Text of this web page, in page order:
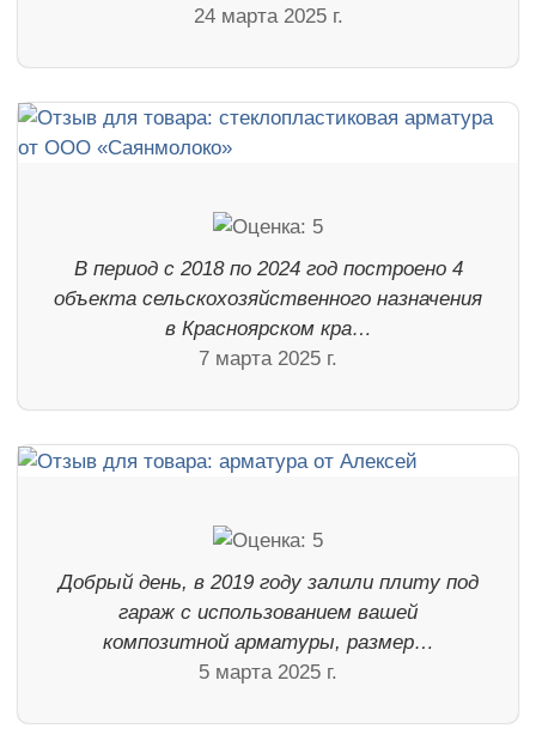
24 марта 2025 г.
В период с 2018 по 2024 год построено 4
объекта сельскохозяйственного назначения
в Красноярском кра…
7 марта 2025 г.
Добрый день, в 2019 году залили плиту под
гараж с использованием вашей
композитной арматуры, размер…
5 марта 2025 г.